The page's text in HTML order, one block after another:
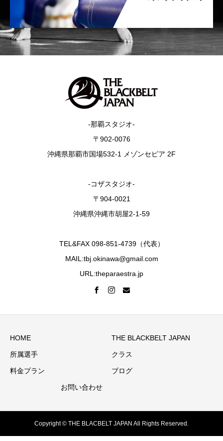
-那覇スタジオ-
〒902-0076
沖縄県那覇市国場532-1 メゾンセピア 2F
-コザスタジオ-
〒904-0021
沖縄県沖縄市胡屋2-1-59
TEL&FAX 098-851-4739（代表）
MAIL:tbj.okinawa@gmail.com
URL:theparaestra.jp
HOME THE BLACKBELT JAPAN
所属選手 クラス
料金プラン ブログ
お問い合わせ
Copyright © THE BLACBELT JAPAN All Rights Reserved.